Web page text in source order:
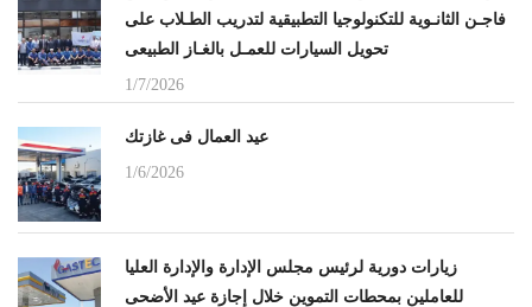
فاجـن الثانـوية للتكنولوجيا التطبيقية لتدريب الطـلاب على
تحويل السيارات للعمـل بالغـاز الطبيعى
1/7/2026
عيد العمال فى غازتك
1/6/2026
زيارات دورية لرئيس مجلس الإدارة والإدارة العليا
للعاملين بمحطات التموين خلال إجازة عيد الأضحى